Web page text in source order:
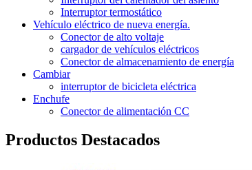
Interruptor termostático
Vehículo eléctrico de nueva energía.
Conector de alto voltaje
cargador de vehículos eléctricos
Conector de almacenamiento de energía
Cambiar
interruptor de bicicleta eléctrica
Enchufe
Conector de alimentación CC
Productos Destacados